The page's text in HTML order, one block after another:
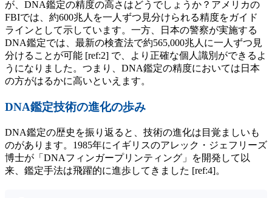
が、DNA鑑定の精度の高さはどうでしょうか？アメリカの
FBIでは、約600兆人を一人ずつ見分けられる精度をガイド
ラインとして示しています。一方、日本の警察が実施する
DNA鑑定では、最新の検査法で約565,000兆人に一人ずつ見
分けることが可能 [ref:2] で、より正確な個人識別ができるよ
うになりました。つまり、DNA鑑定の精度においては日本
の方がはるかに高いといえます。
DNA鑑定技術の進化の歩み
DNA鑑定の歴史を振り返ると、技術の進化は目覚ましいも
のがあります。1985年にイギリスのアレック・ジェフリーズ
博士が「DNAフィンガープリンティング」を開発して以
来、鑑定手法は飛躍的に進歩してきました [ref:4]。